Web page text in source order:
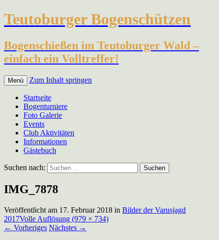
Teutoburger Bogenschützen
Bogenschießen im Teutoburger Wald –
einfach ein Volltreffer!
Menü Zum Inhalt springen
Startseite
Bogenturniere
Foto Galerie
Events
Club Aktivitäten
Informationen
Gästebuch
Suchen nach:
IMG_7878
Veröffentlicht am 17. Februar 2018 in Bilder der Varusjagd
2017Volle Auflösung (979 × 734)
← Vorheriges Nächstes →